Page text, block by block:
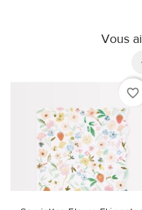
Vous
favorite_border